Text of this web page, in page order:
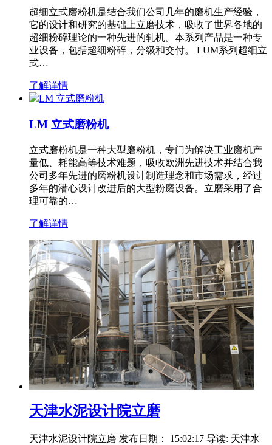
超细立式磨粉机是结合我们公司几年的磨机生产经验，
它的设计和研究的基础上立磨技术，吸收了世界各地的
超细粉碎理论的一种先进的轧机。本系列产品是一种专
业设备，包括超细粉碎，分级和交付。 LUM系列超细立
式…
了解详情
LM 立式磨粉机
立式磨粉机是一种大型磨粉机，专门为解决工业磨机产
量低、耗能高等技术难题，吸收欧洲先进技术并结合我
公司多年先进的磨粉机设计制造理念和市场需求，经过
多年的潜心设计改进后的大型粉磨设备。立磨采用了合
理可靠的…
了解详情
天津水泥设计院立磨
天津水泥设计院立磨 发布日期： 15:02:17 导读: 天津水